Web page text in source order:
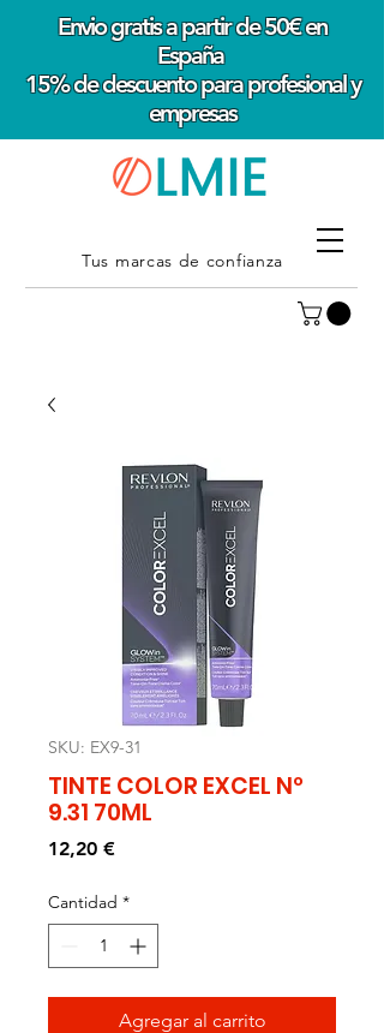
Envio gratis a partir de 50€ en
España
15% de descuento para profesional y
empresas
Tus marcas de confianza
SKU: EX9-31
TINTE COLOR EXCEL Nº
9.31 70ML
12,20 €Precio
Cantidad *
Agregar al carrito